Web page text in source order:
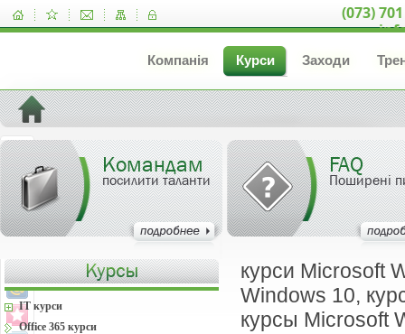
(073)
Компанія Курси Заходи
Командам
посилити таланти
FAQ
Поширені
курси Microsoft
Windows 10,
курсы Microsoft
IT курси
Office 365 курси